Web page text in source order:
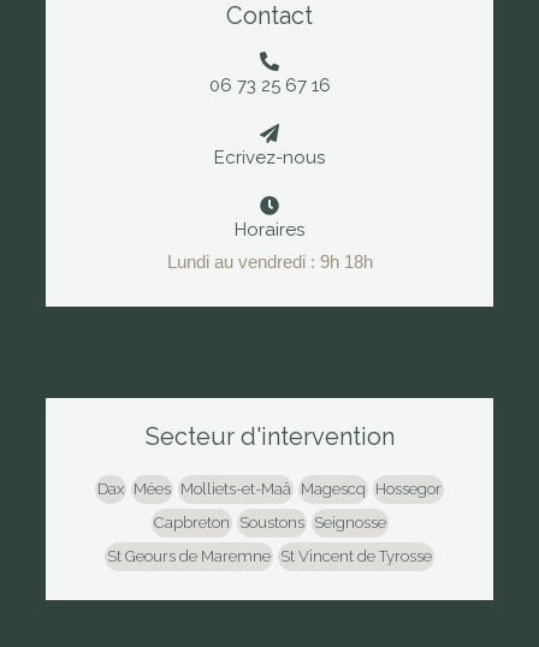
Contact
06 73 25 67 16
Ecrivez-nous
Horaires
Lundi au vendredi : 9h 18h
Secteur d'intervention
Dax Mées Molliets-et-Maâ Magescq
Hossegor
Capbreton
Soustons
Seignosse
St Geours de Maremne St Vincent de Tyrosse